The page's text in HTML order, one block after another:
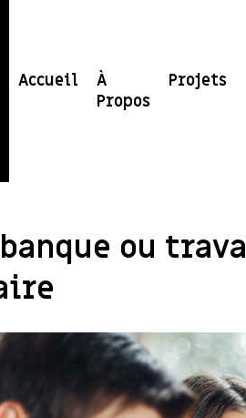
Accueil
À
Propos
Projets
ou